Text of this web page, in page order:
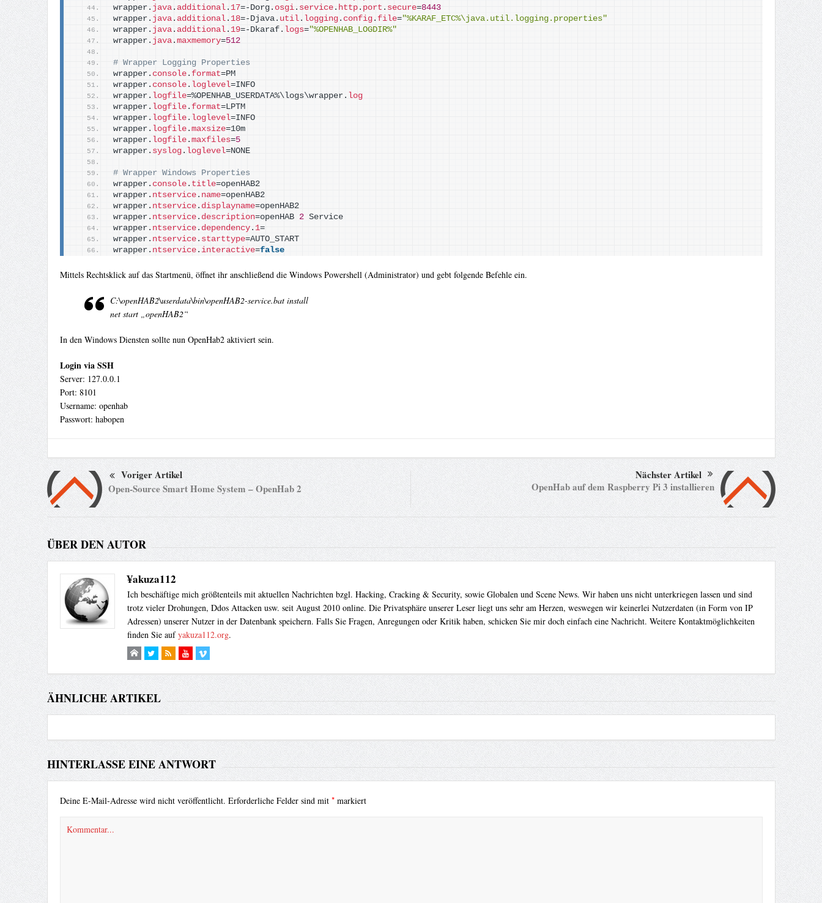
wrapper. java. additional. 17=-Dorg. osgi. service. http. port . secure=8443
wrapper. java. additional. 18=-Djava. util. logging. config. file="%KARAF_ETC%\java.util.logging.properties"
wrapper. java. additional. 19=-Dkaraf. logs="%OPENHAB_LOGDIR%"
wrapper. java. maxmemory=512
# Wrapper Logging Properties
wrapper. console. format=PM
wrapper. console. loglevel=INFO
wrapper. logfile=%OPENHAB_USERDATA%\logs\wrapper. log
wrapper. logfile. format=LPTM
wrapper. logfile. loglevel=INFO
wrapper. logfile. maxsize=10m
wrapper. logfile. maxfiles=5
wrapper. syslog. loglevel=NONE
# Wrapper Windows Properties
wrapper. console. title=openHAB2
wrapper. ntservice. name=openHAB2
wrapper. ntservice. displayname=openHAB2
wrapper. ntservice. description=openHAB 2 Service
wrapper. ntservice. dependency. 1=
wrapper. ntservice. starttype=AUTO_START
wrapper. ntservice. interactive=false
Mittels Rechtsklick auf das Startmenü, öffnet ihr anschließend die Windows Powershell (Administrator) und gebt folgende Befehle ein.
C:\openHAB2\userdata\bin\openHAB2-service.bat install
net start „openHAB2“
In den Windows Diensten sollte nun OpenHab2 aktiviert sein.
Login via SSH
Server: 127.0.0.1
Port: 8101
Username: openhab
Passwort: habopen
Voriger Artikel
Open-Source Smart Home System – OpenHab 2
Nächster Artikel
OpenHab auf dem Raspberry Pi 3 installieren
ÜBER DEN AUTOR
¥akuza112
Ich beschäftige mich größtenteils mit aktuellen Nachrichten bzgl. Hacking, Cracking & Security, sowie Globalen und Scene News. Wir haben uns nicht unterkriegen lassen und sind
trotz vieler Drohungen, Ddos Attacken usw. seit August 2010 online. Die Privatsphäre unserer Leser liegt uns sehr am Herzen, weswegen wir keinerlei Nutzerdaten (in Form von IP
Adressen) unserer Nutzer in der Datenbank speichern. Falls Sie Fragen, Anregungen oder Kritik haben, schicken Sie mir doch einfach eine Nachricht. Weitere Kontaktmöglichkeiten
finden Sie aufyakuza112.org.
ÄHNLICHE ARTIKEL
HINTERLASSE EINE ANTWORT
Deine E-Mail-Adresse wird nicht veröffentlicht. Erforderliche Felder sind mit *markiert